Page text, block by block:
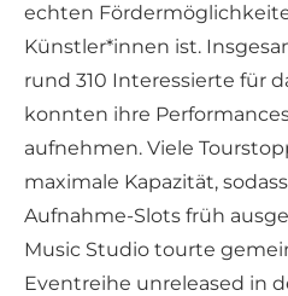
echten
Künstler*innen ist.
rund 310 Interessierte für
konnten ihre
aufnehmen. Viele
maximale Kapazität,
Aufnahme-Slots früh
Music Studio tourte
Eventreihe unreleased in